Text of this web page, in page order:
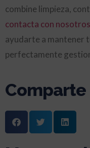
combine limpieza,
contacta con nosotros
ayudarte a mantener
perfectamente
Comparte